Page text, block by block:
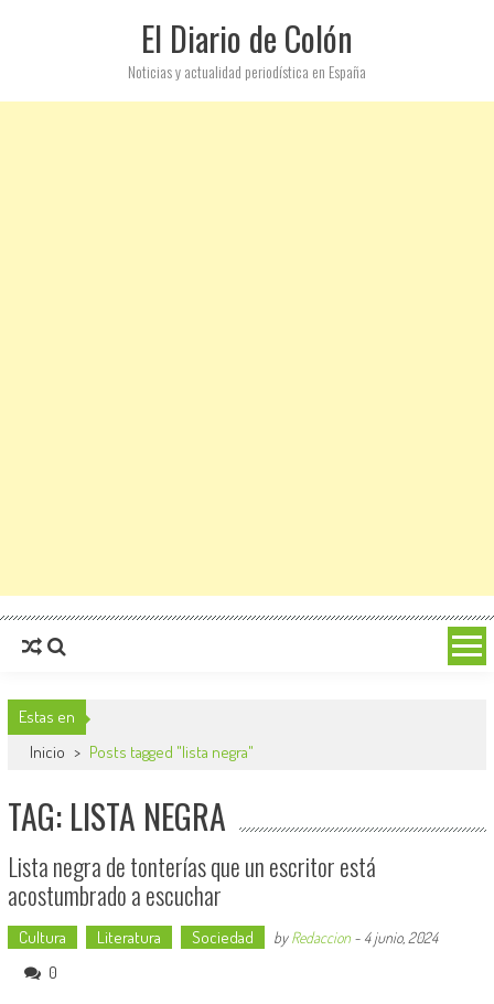
El Diario de Colón
Noticias y actualidad periodística en España
Estas en
Inicio > Posts tagged "lista negra"
TAG: LISTA NEGRA
Lista negra de tonterías que un escritor está
acostumbrado a escuchar
Cultura Literatura Sociedad byRedaccion- 4 junio, 2024
0